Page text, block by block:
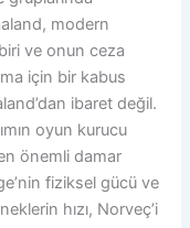
modern
ve onun ceza
için bir kabus
ibaret değil.
oyun kurucu
önemli damar
fiziksel gücü ve
hızı, Norveç’i